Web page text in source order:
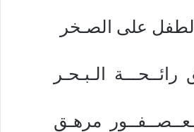
على الصـخر
رائــحـــة الـبـحـر
مرهـق